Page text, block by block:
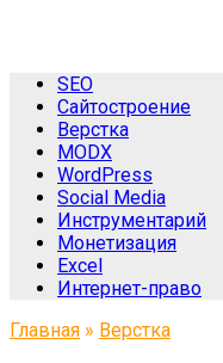
SEO
Сайтостроение
Верстка
MODX
WordPress
Social Media
Инструментарий
Монетизация
Excel
Интернет-право
Главная » Верстка